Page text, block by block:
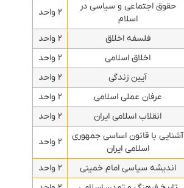
حقوق اجتماعی و سیاسی در
اسلام
۲ واحد
فلسفه اخلاق
۲ واحد
اخلاق اسلامی
۲ واحد
آیین زندگی
۲ واحد
عرفان عملی اسلامی
۲ واحد
انقلاب اسلامی ایران
۲ واحد
آشنایی با قانون اساسی جمهوری
اسلامی ایران
۲ واحد
اندیشه سیاسی امام خمینی ۲ واحد